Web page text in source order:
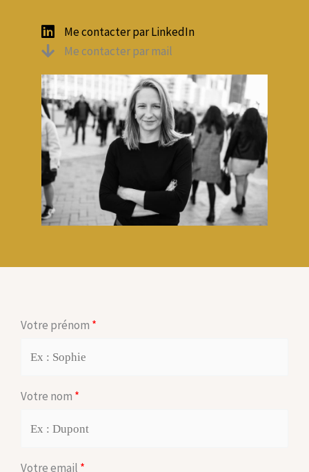
Me contacter par LinkedIn
Me contacter par mail
Votre prénom
Votre nom
Votre email